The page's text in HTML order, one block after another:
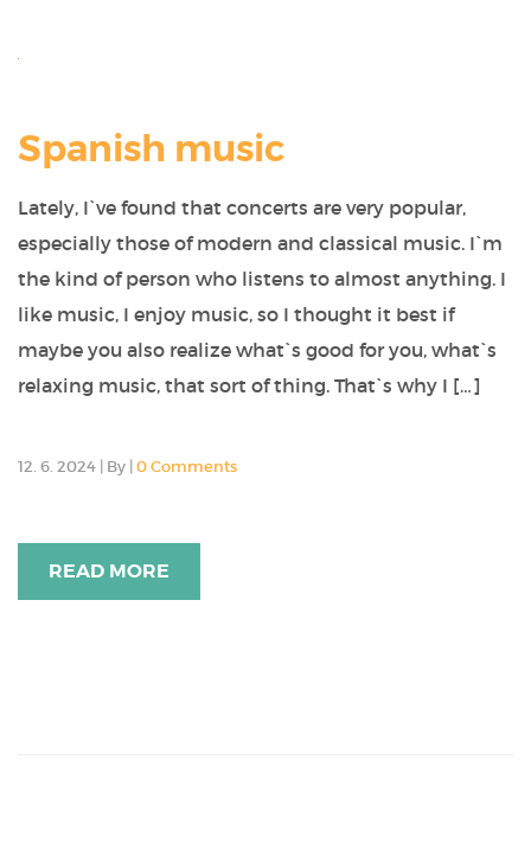
Spanish music
Lately, I`ve found that concerts are very popular,
especially those of modern and classical music. I`m
the kind of person who listens to almost anything. I
like music, I enjoy music, so I thought it best if
maybe you also realize what`s good for you, what`s
relaxing music, that sort of thing. That`s why I […]
12. 6. 2024 | By | 0 Comments
READ MORE